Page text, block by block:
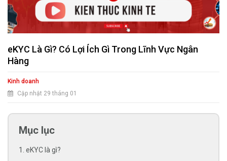
eKYC Là Gì? Có Lợi Ích Gì Trong Lĩnh Vực Ngân
Hàng
Kinh doanh
Cập nhật 29 tháng 01
Mục lục
1. eKYC là gì?